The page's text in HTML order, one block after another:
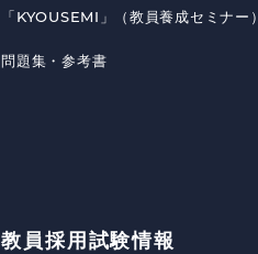
「KYOUSEMI」（教員養成セミナー）
問題集・参考書
教員採用試験情報